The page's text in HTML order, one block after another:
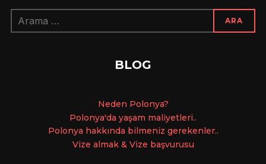
Arama:
ARA
BLOG
Neden Polonya?
Polonya'da yaşam maliyetleri..
Polonya hakkında bilmeniz gerekenler..
Vize almak & Vize başvurusu